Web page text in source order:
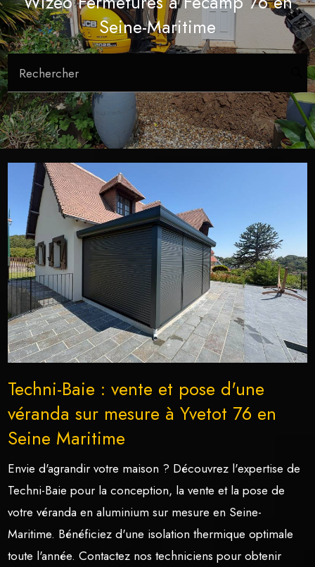
Seine-Maritime
Rechercher
Techni-Baie : vente et pose d'une
véranda sur mesure à Yvetot 76 en
Seine Maritime
Envie d'agrandir votre maison ? Découvrez l'expertise de
Techni-Baie pour la conception, la vente et la pose de
votre véranda en aluminium sur mesure en Seine-
Maritime. Bénéficiez d'une isolation thermique optimale
toute l'année. Contactez nos techniciens pour obtenir